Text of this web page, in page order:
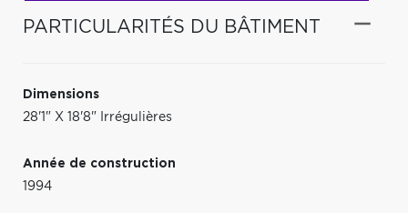
PARTICULARITÉS DU BÂTIMENT
Dimensions
28'1" X 18'8" Irrégulières
Année de construction
1994